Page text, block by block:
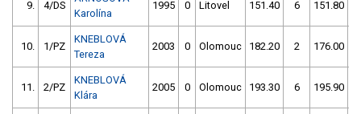
9. 4/DS
Karolína
1995 0 Litovel 151.40 6 151.80
10. 1/PZ
KNEBLOVÁ
Tereza
2003 0 Olomouc 182.20 2 176.00
11. 2/PZ
KNEBLOVÁ
Klára
2005 0 Olomouc 193.30 6 195.90